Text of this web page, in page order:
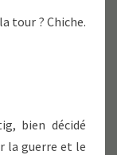
tour ? Chiche.
bien décidé
la guerre et le